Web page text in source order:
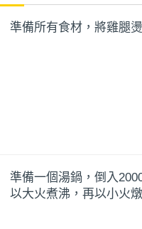
準備所有食材，將雞腿
準備一個湯鍋，倒入
以大火煮沸，再以小火